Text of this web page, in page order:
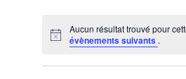
Notice
Aucun résultat trouvé pour
évènements suivants .